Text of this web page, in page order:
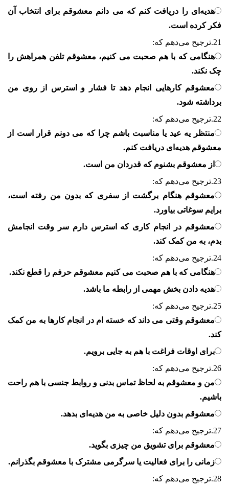
هدیه‌ای را دریافت کنم که می دانم معشوقم برای انتخاب آن
فکر کرده است.
21. ترجیح می‌دهم که:
هنگامی که با هم صحبت می کنیم، معشوقم تلفن همراهش را
چک نکند.
معشوقم کارهایی انجام دهد تا فشار و استرس از روی من
برداشته شود.
22. ترجیح می‌دهم که:
منتظر یه عید یا مناسبت باشم چرا که می دونم قرار است از
معشوقم هدیه‌ای دریافت کنم.
از معشوقم بشنوم که قدردان من است.
23. ترجیح می‌دهم که:
معشوقم هنگام برگشت از سفری که بدون من رفته است،
برایم سوغاتی بیاورد.
معشوقم در انجام کاری که استرس دارم سر وقت انجامش
بدم، به من کمک کند.
24. ترجیح می‌دهم که:
هنگامی که با هم صحبت می کنیم معشوقم حرفم را قطع نکند.
هدیه دادن بخش مهمی از رابطه ما باشد.
25. ترجیح می‌دهم که:
معشوقم وقتی می داند که خسته ام در انجام کارها به من کمک
کند.
برای اوقات فراغت با هم به جایی برویم.
26. ترجیح می‌دهم که:
من و معشوقم به لحاظ تماس بدنی و روابط جنسی با هم راحت
باشیم.
معشوقم بدون دلیل خاصی به من هدیه‌ای بدهد.
27. ترجیح می‌دهم که:
معشوقم برای تشویق من چیزی بگوید.
زمانی را برای فعالیت یا سرگرمی مشترک با معشوقم بگذرانم.
28. ترجیح می‌دهم که: